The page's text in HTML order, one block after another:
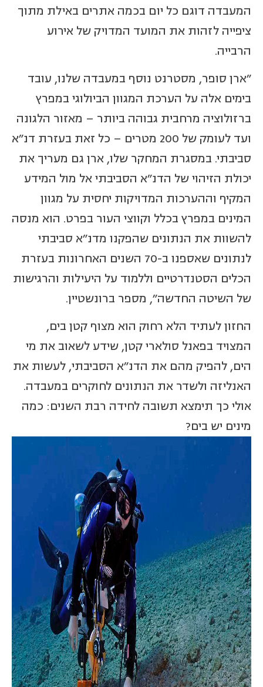
המעבדה דוגם כל יום בכמה אתרים באילת מתוך
ציפייה לזהות את המועד המדויק של אירוע
הרבייה.
"ארן סופר, מסטרנט נוסף במעבדה שלנו, עובד
בימים אלה על הערכת המגוון הביולוגי במפרץ
ברזולוציה מרחבית גבוהה ביותר – מאזור הלגונה
ועד לעומק של 200 מטרים – כל זאת בעזרת דנ"א
סביבתי. במסגרת המחקר שלו, ארן גם מעריך את
יכולת הזיהוי של הדנ"א הסביבתי אל מול המידע
המקיף וההערכות המדויקות יחסית על מגוון
המינים במפרץ בכלל וקווצי העור בפרט. הוא מנסה
להשוות את הנתונים שהפקנו מדנ"א סביבתי
לנתונים שאספנו ב-70 השנים האחרונות בעזרת
הכלים הסטנדרטיים וללמוד על היעילות והרגישות
של השיטה החדשה", מספר ברונשטיין.
החזון לעתיד הלא רחוק הוא מצוף קטן בים,
המצויד בפאנל סולארי קטן, שידע לשאוב את מי
הים, להפיק מהם את הדנ"א הסביבתי, לעשות את
האנליזה ולשדר את הנתונים לחוקרים במעבדה.
אולי כך תימצא תשובה לחידה רבת השנים: כמה
מינים יש בים?